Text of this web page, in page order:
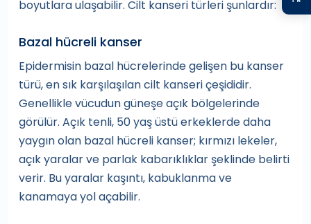
boyutlara ulaşabilir. Cilt kanseri türleri şunlardır:
Bazal hücreli kanser
Epidermisin bazal hücrelerinde gelişen bu kanser
türü, en sık karşılaşılan cilt kanseri çeşididir.
Genellikle vücudun güneşe açık bölgelerinde
görülür. Açık tenli, 50 yaş üstü erkeklerde daha
yaygın olan bazal hücreli kanser; kırmızı lekeler,
açık yaralar ve parlak kabarıklıklar şeklinde belirti
verir. Bu yaralar kaşıntı, kabuklanma ve
kanamaya yol açabilir.